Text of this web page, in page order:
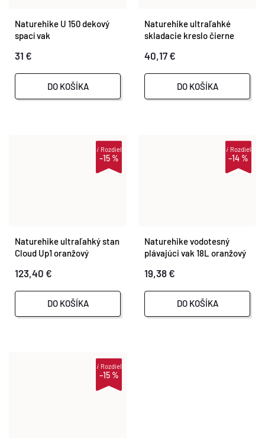
Naturehike U 150 dekový
spací vak
31 €
DO KOŠÍKA
Naturehike ultraľahké
skladacie kreslo čierne
40,17 €
DO KOŠÍKA
–15 %
iRozdiel
Naturehike ultraľahký stan
Cloud Up1 oranžový
123,40 €
DO KOŠÍKA
–14 %
iRozdiel
Naturehike vodotesný
plávajúci vak 18L oranžový
19,38 €
DO KOŠÍKA
–15 %
iRozdiel